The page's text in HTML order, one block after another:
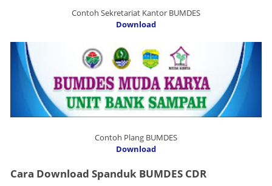
Contoh Sekretariat Kantor BUMDES
Download
Contoh Plang BUMDES
Download
Cara Download Spanduk BUMDES CDR